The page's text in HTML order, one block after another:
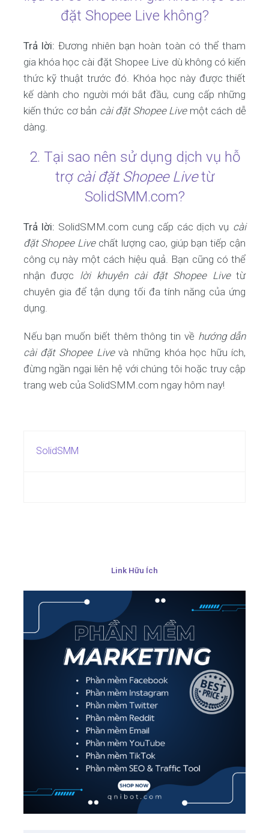
đặt Shopee Live không?
Trả lời: Đương nhiên bạn hoàn toàn có thể tham
gia khóa học cài đặt Shopee Live dù không có kiến
thức kỹ thuật trước đó. Khóa học này được thiết
kế dành cho người mới bắt đầu, cung cấp những
kiến thức cơ bản cài đặt Shopee Livemột cách dễ
dàng.
2. Tại sao nên sử dụng dịch vụ hỗ
trợ cài đặt Shopee Livetừ
SolidSMM.com?
Trả lời: SolidSMM.com cung cấp các dịch vụ cài
đặt Shopee Livechất lượng cao, giúp bạn tiếp cận
công cụ này một cách hiệu quả. Bạn cũng có thể
nhận được lời khuyên cài đặt Shopee Livetừ
chuyên gia để tận dụng tối đa tính năng của ứng
dụng.
Nếu bạn muốn biết thêm thông tin về hướng dẫn
cài đặt Shopee Livevà những khóa học hữu ích,
đừng ngần ngại liên hệ với chúng tôi hoặc truy cập
trang web của SolidSMM.com ngay hôm nay!
SolidSMM
Link Hữu Ích